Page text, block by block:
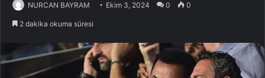
NURCAN BAYRAM Ekim 3, 2024 0 0
2 dakika okuma süresi